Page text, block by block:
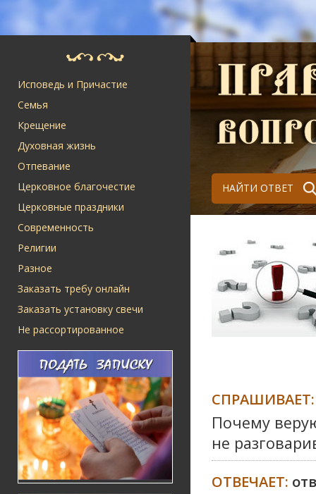
Исповедь и Причастие
Семья
Крещение
Духовная жизнь
Отпевание
Церковное благочестие
Церковные праздники
Современность
Религии
Разное
Заказать требу онлайн
Заказать установку свечи
Не рассортированное
НАЙТИ ОТВЕТ
СПРАШИВАЕТ:
Почему
не
ОТВЕЧАЕТ: